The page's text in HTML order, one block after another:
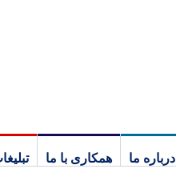
درباره ما همکاری با ما